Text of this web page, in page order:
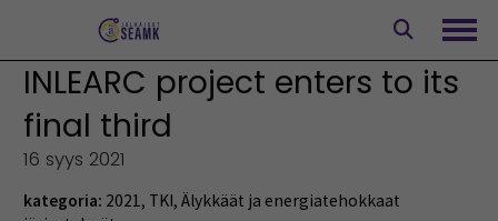
INLEARC project enters to its
final third
16 syys 2021
kategoria: 2021, TKI, Älykkäät ja energiatehokkaat